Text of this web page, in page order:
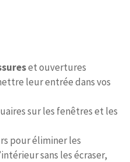
et ouvertures
leur entrée dans vos
sur les fenêtres et les
pour éliminer les
sans les écraser,